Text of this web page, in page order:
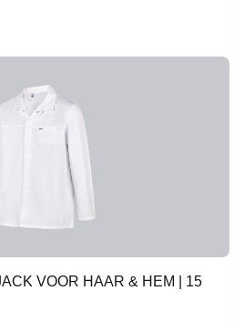
VOOR HAAR & HEM | 15